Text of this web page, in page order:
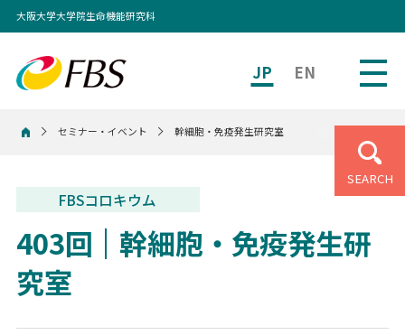
JP EN
大阪大学大学院生命機能研究科
SEARCH
ホームセミナー・イベント 幹細胞・免疫発生研究室
FBSコロキウム
403回
幹細胞・免疫発生研
究室